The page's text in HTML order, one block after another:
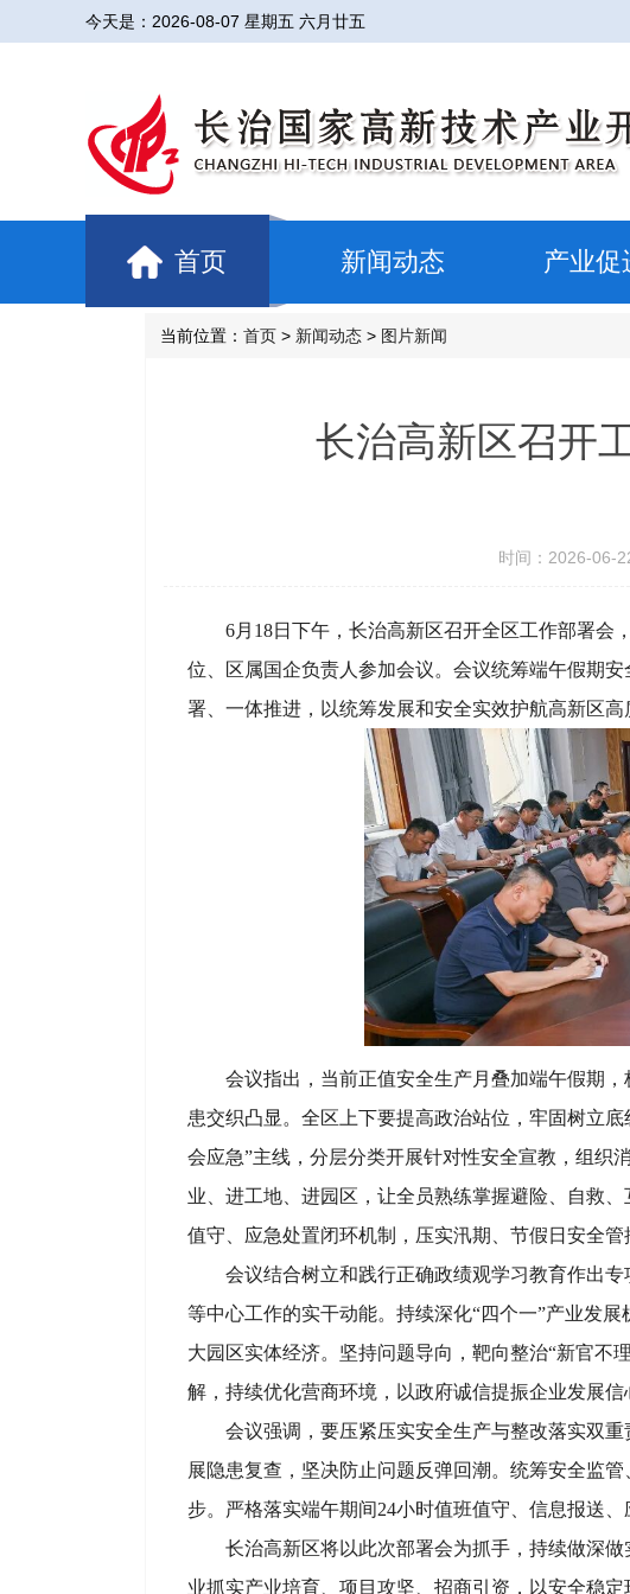
今天是： 2026-08-07 星期五 六月廿五
首页 新闻动态 产业促
当前位置： 首页 > 新闻动态 > 图片新闻
长治高新区召开
时间：2026-
6月18日下午，长治高新区召开全区工作部署会
位、区属国企负责人参加会议。会议统筹端午假期
署、一体推进，以统筹发展和安全实效护航高新区高
会议指出，当前正值安全生产月叠加端午假期
患交织凸显。全区上下要提高政治站位，牢固树立
会应急”主线，分层分类开展针对性安全宣教，组织
业、进工地、进园区，让全员熟练掌握避险、自救
值守、应急处置闭环机制，压实汛期、节假日安全管
会议结合树立和践行正确政绩观学习教育作出
等中心工作的实干动能。持续深化“四个一”产业发
大园区实体经济。坚持问题导向，靶向整治“新官不
解，持续优化营商环境，以政府诚信提振企业发展信
会议强调，要压紧压实安全生产与整改落实双
展隐患复查，坚决防止问题反弹回潮。统筹安全监
步。严格落实端午期间24小时值班值守、信息报送
长治高新区将以此次部署会为抓手，持续做深
业抓实产业培育、项目攻坚、招商引资，以安全稳